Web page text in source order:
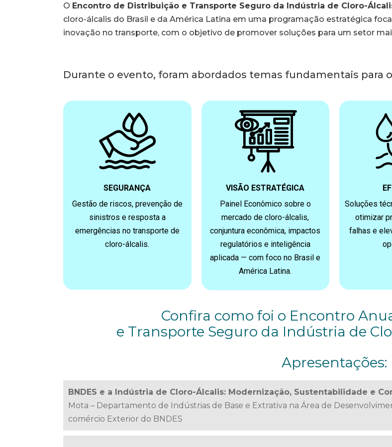
O Encontro de Distribuição e Transporte Seguro da Indústria de Cloro-
cloro-álcalis do Brasil e da América Latina em uma programação estratégica
inovação no transporte, com o objetivo de promover soluções para um setor
Durante o evento, foram abordados temas fundamentais para
SEGURANÇA
Gestão de riscos, prevenção de
sinistros e resposta a
emergências no transporte de
cloro-álcalis.
VISÃO ESTRATÉGICA
Painel Econômico sobre o
mercado de cloro-álcalis,
conjuntura econômica, impactos
regulatórios e inteligência
aplicada — com foco no Brasil e
América Latina.
Soluções
otimizar
falhas e
Confira como foi o Encontro
e Transporte Seguro da Indústria de
Apresentações:
BNDES e a Indústria de Cloro-Álcalis: Modernização, Sustentabilidade e
Mota – Departamento de Indústrias de Base e Extrativa na Área de
comércio Exterior do BNDES